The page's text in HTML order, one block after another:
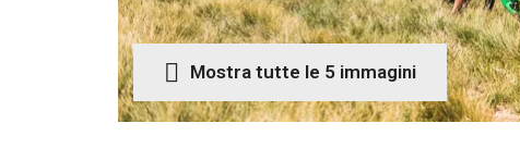
Mostra tutte le 5 immagini